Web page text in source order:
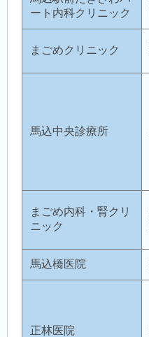
ート内科クリニック
まごめクリニック
馬込中央診療所
まごめ内科・腎クリ
ニック
馬込橋医院
正林医院